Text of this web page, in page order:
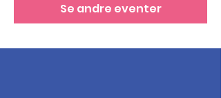
Se andre eventer